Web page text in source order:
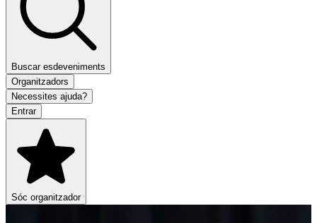
Buscar esdeveniments
Organitzadors
Necessites ajuda?
Entrar
Sóc organitzador